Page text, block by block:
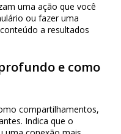
uma ação que você
ou fazer uma
a resultados
e como
compartilhamentos,
Indica que o